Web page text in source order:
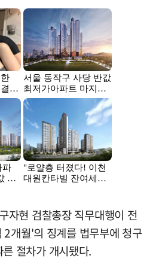
자현 검찰총장 직무대행이 전
개월'의 징계를 법무부에 청구
절차가 개시됐다.